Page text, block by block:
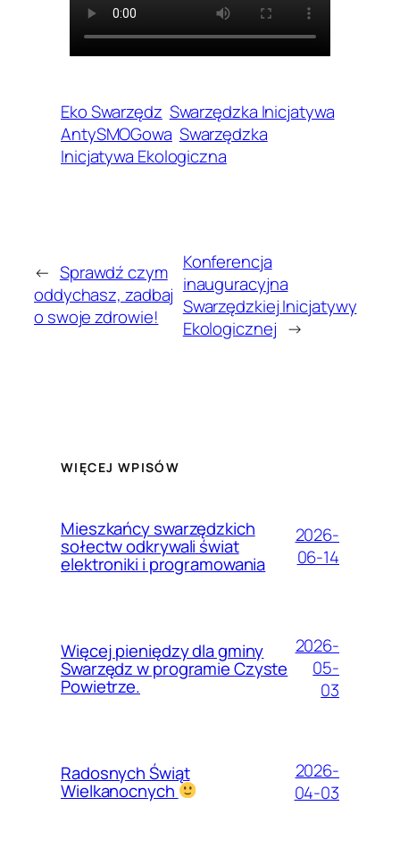
Eko Swarzędz Swarzędzka Inicjatywa
AntySMOGowa Swarzędzka
Inicjatywa Ekologiczna
← Sprawdź czym
oddychasz, zadbaj
o swoje zdrowie!
Konferencja
inauguracyjna
Swarzędzkiej Inicjatywy
Ekologicznej →
WIĘCEJ WPISÓW
Mieszkańcy swarzędzkich
sołectw odkrywali świat
elektroniki i programowania
2026-
06-14
Więcej pieniędzy dla gminy
Swarzędz w programie Czyste
Powietrze.
2026-
05-
03
Radosnych Świąt
Wielkanocnych
2026-
04-03